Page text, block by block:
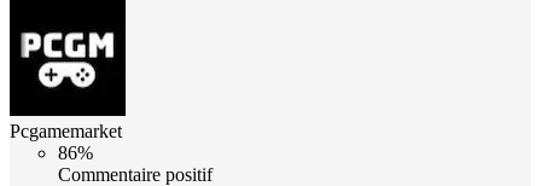
Pcgamemarket
86%
Commentaire positif